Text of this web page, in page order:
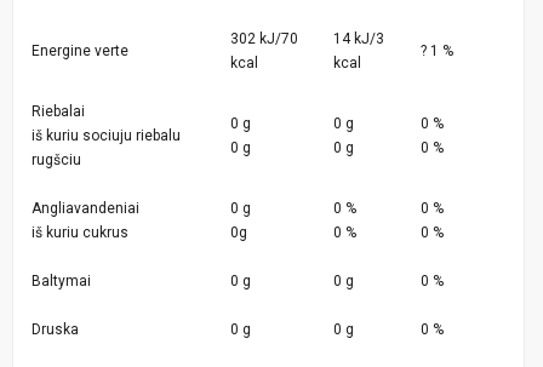
Energine verte
302 kJ/70
kcal
14 kJ/3
kcal
? 1 %
Riebalai
iš kuriu sociuju riebalu
rugšciu
0 g
0 g
0 g
0 g
0 %
0 %
Angliavandeniai
iš kuriu cukrus
0 g
0g
0 %
0 %
0 %
0 %
Baltymai 0 g 0 g 0 %
Druska 0 g 0 g 0 %